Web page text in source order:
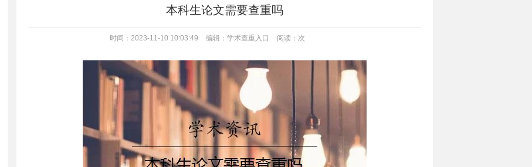
本科生论文需要查重吗
时间：2023-11-10 10:03:49 编辑：学术查重入口 阅读： 次